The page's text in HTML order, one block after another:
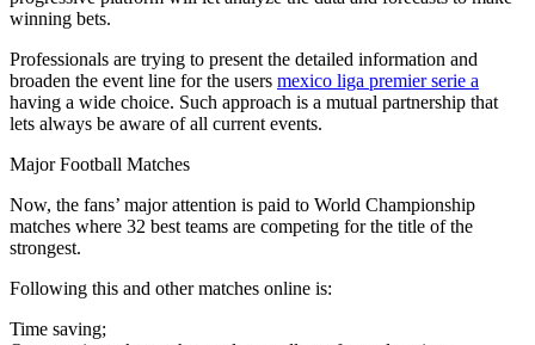
winning bets.
Professionals are trying to present the detailed information and
broaden the event line for the users mexico liga premier serie a
having a wide choice. Such approach is a mutual partnership that
lets always be aware of all current events.
Major Football Matches
Now, the fans’ major attention is paid to World Championship
matches where 32 best teams are competing for the title of the
strongest.
Following this and other matches online is:
Time saving;